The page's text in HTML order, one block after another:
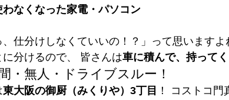
わなくなった家電・パソコン
、仕分けしなくていいの！？」って思います
に分けるので、 皆さんは車に積んで、持って
・無人・ドライブスルー！
東大阪の御厨（みくりや）3丁目 ！ コストコ